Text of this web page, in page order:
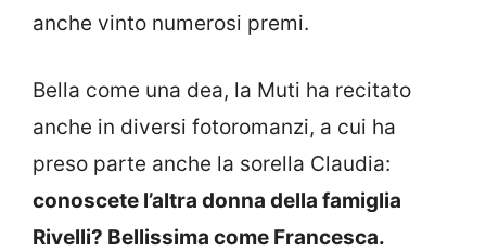
anche vinto numerosi premi.
Bella come una dea, la Muti ha recitato
anche in diversi fotoromanzi, a cui ha
preso parte anche la sorella Claudia:
conoscete l’altra donna della famiglia
Rivelli? Bellissima come Francesca.